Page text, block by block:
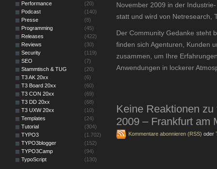
November 2009 in der
statt und wird von Netresearch,
Der Community Gedanke steht
finden sich Agenturen, Kunden
zusammen, um Ihre
Anwendungen in lockerer
Keine Reaktionen
2009 – Frankfurt am
Kommentare abonnieren (RSS) oder
Performance
(20)
Podcast
(140)
Presse
(8)
Programming
(45)
Releases
(422)
Reviews
(30)
Security
(119)
SEO
(7)
Stammtisch & TUG
(20)
T3 AK 20xx
(6)
T3 Board 20xx
(60)
T3 CON 20xx
(69)
T3 DD 20xx
(68)
T3 UXW 20xx
(10)
Templates
(24)
Tutorial
(304)
TYPO3
(1.702)
TYPO3blogger
(152)
TYPO3Camp
(94)
TypoScript
(130)